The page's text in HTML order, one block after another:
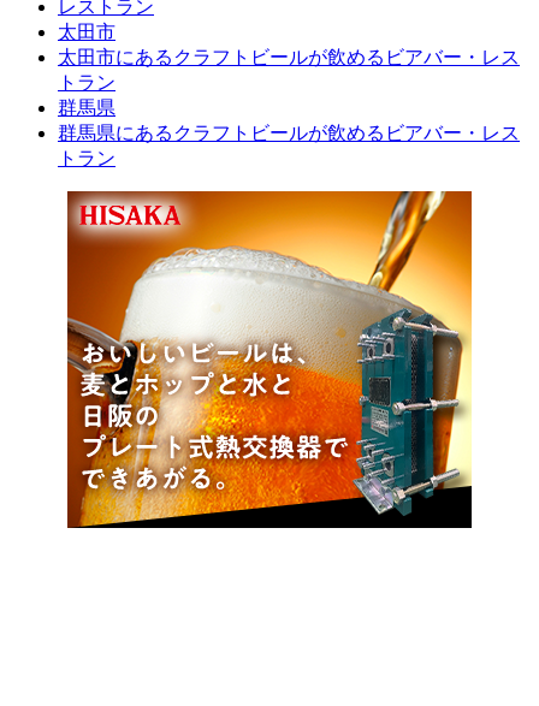
レストラン
太田市
太田市にあるクラフトビールが飲めるビアバー・レス
トラン
群馬県
群馬県にあるクラフトビールが飲めるビアバー・レス
トラン